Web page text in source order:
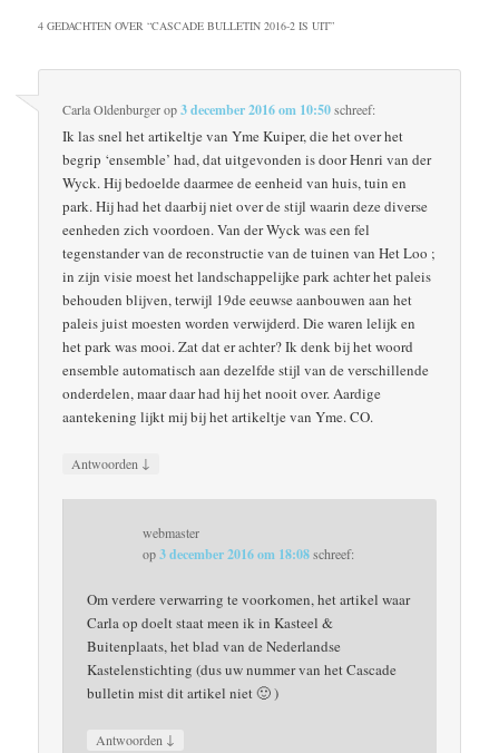
4 GEDACHTEN OVER “CASCADE BULLETIN 2016-2 IS UIT”
Carla Oldenburgerop3 december 2016 om 10:50schreef:
Ik las snel het artikeltje van Yme Kuiper, die het over het
begrip ‘ensemble’ had, dat uitgevonden is door Henri van der
Wyck. Hij bedoelde daarmee de eenheid van huis, tuin en
park. Hij had het daarbij niet over de stijl waarin deze diverse
eenheden zich voordoen. Van der Wyck was een fel
tegenstander van de reconstructie van de tuinen van Het Loo ;
in zijn visie moest het landschappelijke park achter het paleis
behouden blijven, terwijl 19de eeuwse aanbouwen aan het
paleis juist moesten worden verwijderd. Die waren lelijk en
het park was mooi. Zat dat er achter? Ik denk bij het woord
ensemble automatisch aan dezelfde stijl van de verschillende
onderdelen, maar daar had hij het nooit over. Aardige
aantekening lijkt mij bij het artikeltje van Yme. CO.
Antwoorden ↓
webmaster
op3 december 2016 om 18:08 schreef:
Om verdere verwarring te voorkomen, het artikel waar
Carla op doelt staat meen ik in Kasteel &
Buitenplaats, het blad van de Nederlandse
Kastelenstichting (dus uw nummer van het Cascade
bulletin mist dit artikel niet 🙂 )
Antwoorden ↓